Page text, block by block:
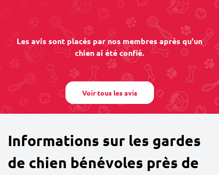
Les avis sont placés par nos membres après qu'un
chien ai été confié.
Voir tous les avis
Informations sur les gardes
de chien bénévoles près de